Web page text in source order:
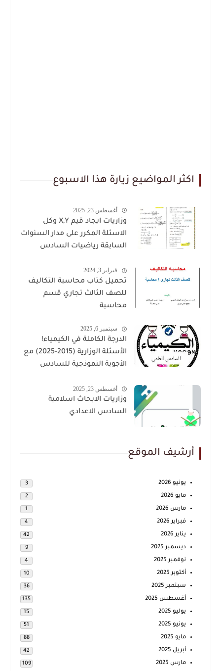
اكثر المواضيع زيارة هذا الاسبوع
أغسطس 23, 2025
وزاريات ايجاد قيم X,Y وكل
الاسئلة المكرر على مدار السنوات
السابقة رياضيات السادس
فبراير 3, 2024
تحميل كتاب محاسبة التكاليف
للصف الثالث تجاري قسم
محاسبة
سبتمبر 6, 2025
الدرجة الكاملة في الكيمياء!
الأسئلة الوزارية (2015-2025) مع
الأجوبة النموذجية للسادس
أغسطس 23, 2025
وزاريات الابحاث اسلامية
السادس الاعدادي
أرشيف الموقع
يونيو 2026 3
مايو 2026 2
مارس 2026 1
فبراير 2026 4
يناير 2026 42
ديسمبر 2025 9
نوفمبر 2025 4
أكتوبر 2025 10
سبتمبر 2025 36
أغسطس 2025 135
يوليو 2025 15
يونيو 2025 51
مايو 2025 88
أبريل 2025 42
مارس 2025 109